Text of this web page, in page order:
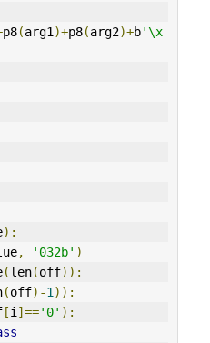
p8(arg1 )+p8(arg2)+b'\x
):
, '032b' )
(len(off)):
(off)-1 )):
[i ]=='0' ):